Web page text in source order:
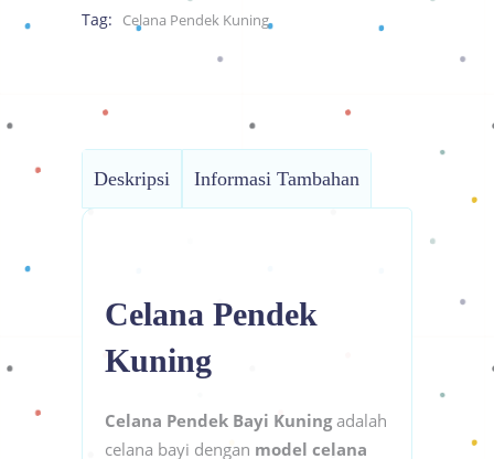
Tag: Celana Pendek Kuning
Deskripsi Informasi Tambahan
Celana Pendek
Kuning
Celana Pendek Bayi Kuningadalah
celana bayi dengan model celana